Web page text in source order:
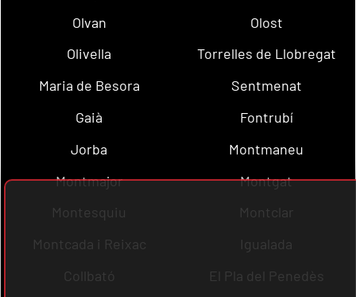
Olvan
Olost
Olivella
Torrelles de Llobregat
Maria de Besora
Sentmenat
Gaià
Fontrubí
Jorba
Montmaneu
Montmajor
Montgat
Montesquiu
Montclar
Montcada i Reixac
Igualada
Collbató
El Pla del Penedès